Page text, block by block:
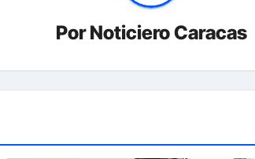
PorNoticiero Caracas